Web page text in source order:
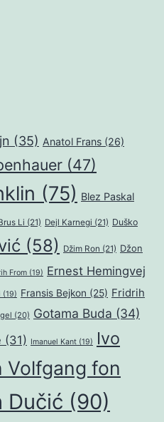
(35) Anatol Frans (26)
(47)
(75) Blez Paskal
Li (21) Dejl Karnegi (21) Duško
(58) Džim Ron (21) Džon
From (19) Ernest Hemingvej
(19) Fransis Bejkon (25) Fridrih
(20) Gotama Buda (34)
(31) Imanuel Kant (19)
Ivo
Volfgang fon
Dučić (90)